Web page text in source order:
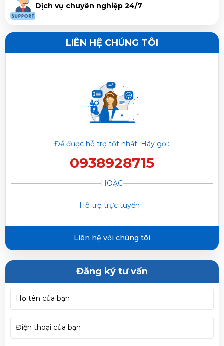
Nguyễn Duy Luân vừa đặt mua Máy lạnh Daikin
Nguyễn Văn Sang vừa đặt muaMáy lạnh Daikin
Nguyễn Ngọc Trí vừa đặt mua
Máy lạnh Daikin Inverter
HP ATHF35XVMV
1.5 HP ATHF35XVMV
Inverter 1.5 HP ATHF35XVMV
Dịch vụ chuyên nghiệp 24/7
LIÊN HỆ CHÚNG TÔI
Để được hỗ trợ tốt nhất. Hãy gọi:
0938928715
HOẶC
Hỗ trợ trực tuyến
Liên hệ với chúng tôi
Đăng ký tư vấn